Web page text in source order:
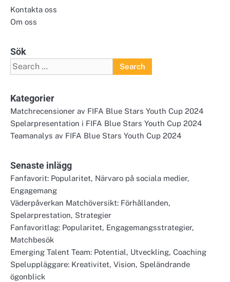
Kontakta oss
Om oss
Sök
Search
for:
Kategorier
Matchrecensioner av FIFA Blue Stars Youth Cup 2024
Spelarpresentation i FIFA Blue Stars Youth Cup 2024
Teamanalys av FIFA Blue Stars Youth Cup 2024
Senaste inlägg
Fanfavorit: Popularitet, Närvaro på sociala medier,
Engagemang
Väderpåverkan Matchöversikt: Förhållanden,
Spelarprestation, Strategier
Fanfavoritlag: Popularitet, Engagemangsstrategier,
Matchbesök
Emerging Talent Team: Potential, Utveckling, Coaching
Speluppläggare: Kreativitet, Vision, Speländrande
ögonblick